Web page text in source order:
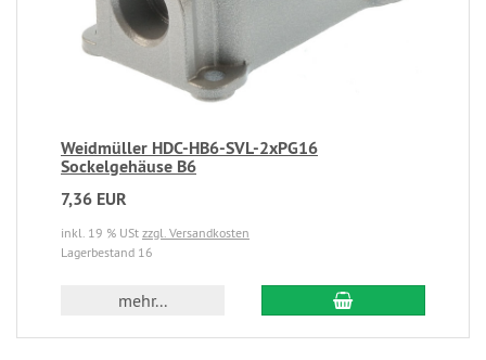
Weidmüller HDC-HB6-SVL-2xPG16
Sockelgehäuse B6
7,36 EUR
inkl. 19 % USt zzgl. Versandkosten
Lagerbestand 16
mehr...